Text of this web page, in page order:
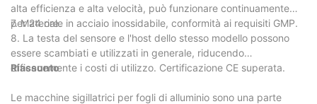
alta efficienza e alta velocità, può funzionare continuamente
per 24 ore.
7. Materiale in acciaio inossidabile, conformità ai requisiti GMP.
8. La testa del sensore e l'host dello stesso modello possono
essere scambiati e utilizzati in generale, riducendo
efficacemente i costi di utilizzo. Certificazione CE superata.
Riassunto
Le macchine sigillatrici per fogli di alluminio sono una parte